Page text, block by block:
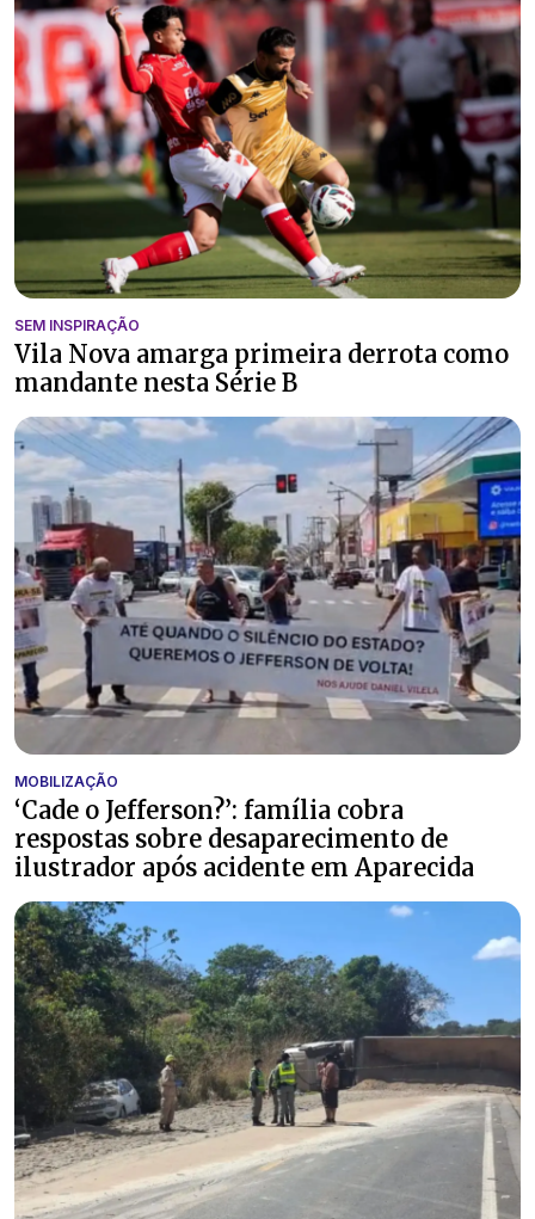
SEM INSPIRAÇÃO
Vila Nova amarga primeira derrota como
mandante nesta Série B
MOBILIZAÇÃO
‘Cade o Jefferson?’: família cobra
respostas sobre desaparecimento de
ilustrador após acidente em Aparecida